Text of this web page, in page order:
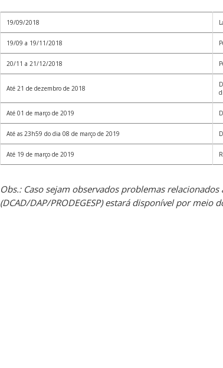
19/09/2018
19/09 a 19/11/2018
20/11 a 21/12/2018
Até 21 de dezembro de 2018
Até 01 de março de 2019
Até as 23h59 do dia 08 de março de 2019
Até 19 de março de 2019
Obs.: Caso sejam observados problemas relacionados
(DCAD/DAP/PRODEGESP) estará disponível por meio